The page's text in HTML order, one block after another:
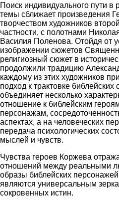
Поиск индивидуального пути в
темы сближает произведения
творчеством художников
частности, с полотнами
Василия Поленова. Отойдя от
изображении сюжетов
религиозный сюжет в
продолжили традицию
каждому из этих художников
подход к трактовке
объединяет несколько
отношение к библейским
персонажам,
аспектах, а на человеческих
передача психологических
мыслей и чувств.
Чувства героев Коржева
отношений между реальными
образы библейских
являются универсальным
сокровенных истин.